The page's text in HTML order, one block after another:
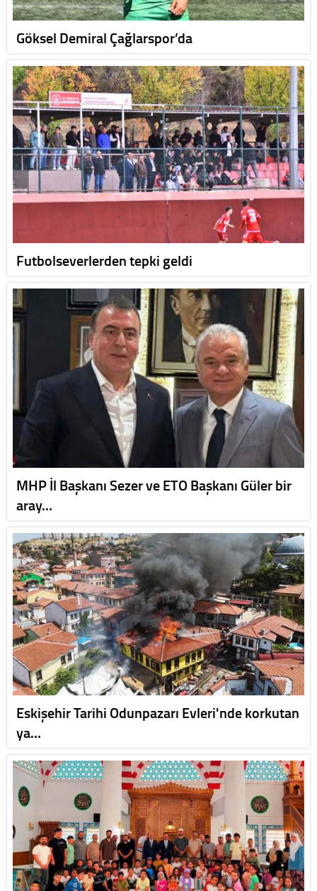
Göksel Demiral Çağlarspor’da
Futbolseverlerden tepki geldi
MHP İl Başkanı Sezer ve ETO Başkanı Güler bir
aray…
Eskişehir Tarihi Odunpazarı Evleri'nde korkutan
ya…